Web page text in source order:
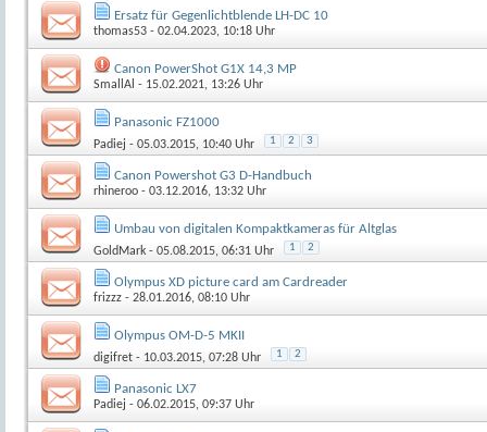
Ersatz für Gegenlichtblende LH-DC 10
thomas53 - 02.04.2023, 10:18 Uhr
Canon PowerShot G1X 14,3 MP
SmallAl - 15.02.2021, 13:26 Uhr
Panasonic FZ1000
Padiej - 05.03.2015, 10:40 Uhr 1 2 3
Canon Powershot G3 D-Handbuch
rhineroo - 03.12.2016, 13:32 Uhr
Umbau von digitalen Kompaktkameras für Altglas
GoldMark - 05.08.2015, 06:31 Uhr 1 2
Olympus XD picture card am Cardreader
frizzz - 28.01.2016, 08:10 Uhr
Olympus OM-D-5 MKII
digifret - 10.03.2015, 07:28 Uhr 1 2
Panasonic LX7
Padiej - 06.02.2015, 09:37 Uhr